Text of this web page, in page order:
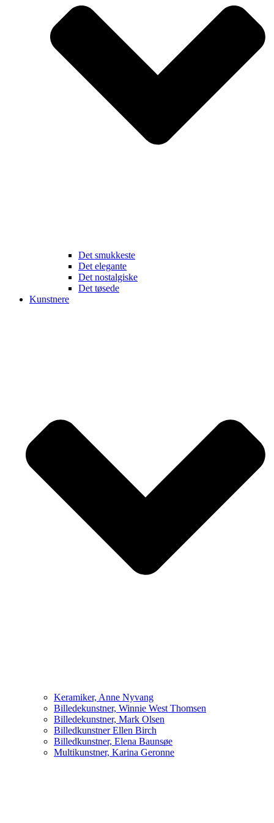
Det smukkeste
Det elegante
Det nostalgiske
Det tøsede
Kunstnere
Keramiker, Anne Nyvang
Billedekunstner, Winnie West Thomsen
Billedekunstner, Mark Olsen
Billedkunstner Ellen Birch
Billedkunstner, Elena Baunsøe
Multikunstner, Karina Geronne